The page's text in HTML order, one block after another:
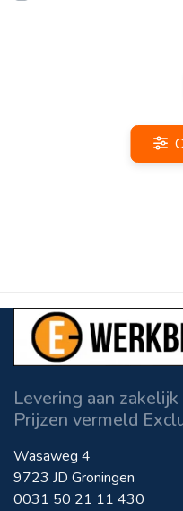
Levering aan
Prijzen vermeld
Wasaweg 4
9723 JD Groningen
0031 50 21 11 430